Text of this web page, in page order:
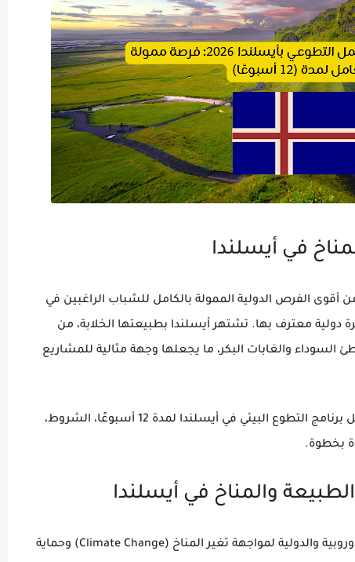
في أيسلندا
العمل التطوعي في أيسلندا لعام 2026 من أقوى الفرص الدولية الممولة بالكامل للشباب الراغبين في
دولية معترف بها. تشتهر أيسلندا بطبيعتها الخلابة، من
السوداء والغابات البكر، ما يجعلها وجهة مثالية للمشاريع
برنامج التطوع البيئي في أيسلندا لمدة 12 أسبوعًا
، الشروط،
بخطوة.
والمناخ في أيسلندا
والدولية لمواجهة تغير المناخ (Climate Change)
وحماية